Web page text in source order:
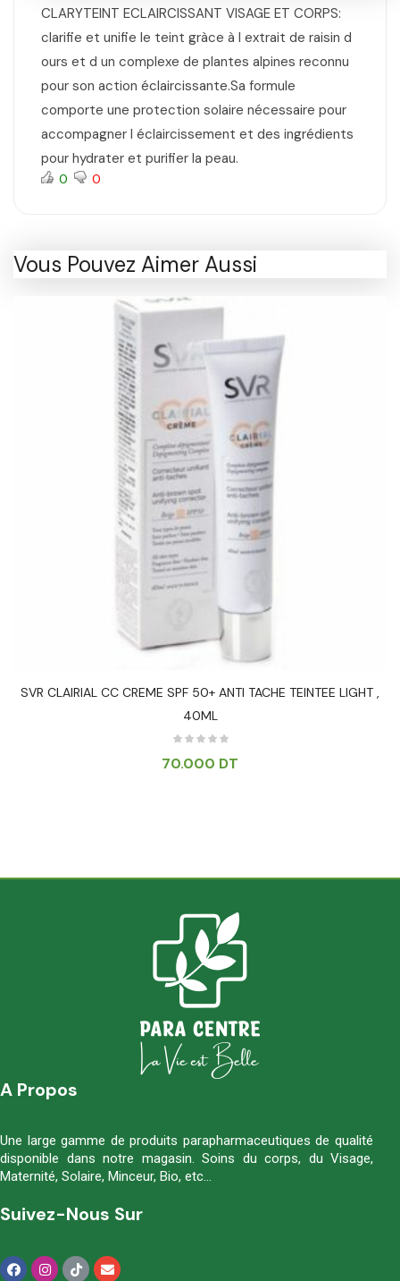
CLARYTEINT ECLAIRCISSANT VISAGE ET CORPS:
clarifie et unifie le teint gràce à l extrait de raisin d
ours et d un complexe de plantes alpines reconnu
pour son action éclaircissante.Sa formule
comporte une protection solaire nécessaire pour
accompagner l éclaircissement et des ingrédients
pour hydrater et purifier la peau.
0 0
Vous Pouvez Aimer Aussi
SVR CLAIRIAL CC CREME SPF 50+ ANTI TACHE TEINTEE LIGHT ,
40ML
70.000 DT
A Propos
Une large gamme de produits parapharmaceutiques de qualité
disponible dans notre magasin. Soins du corps, du Visage,
Maternité, Solaire, Minceur, Bio, etc…
Suivez-Nous Sur